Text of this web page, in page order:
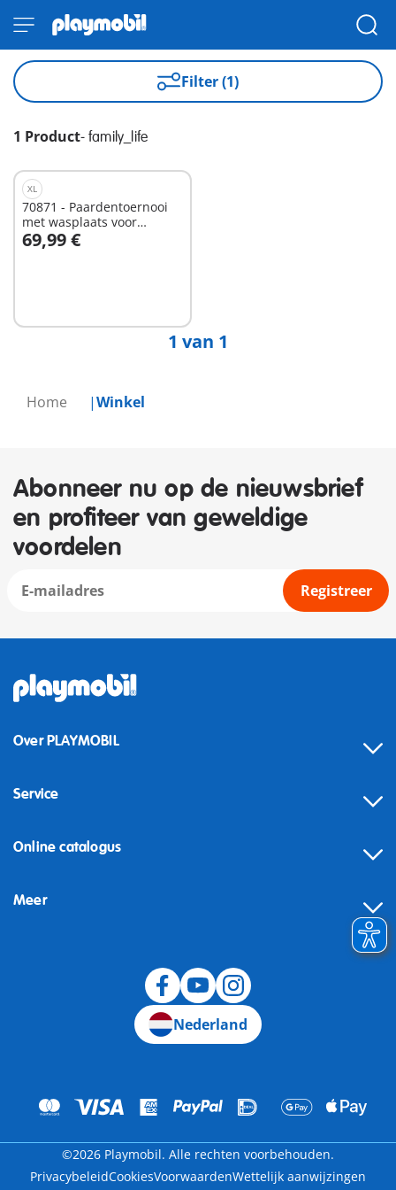
Home Winkel
Filter (1)
1 Product- family_life
XL
70871 - Paardentoernooi
met wasplaats voor
paarden
69,99 €
In winkelwagen
1 van 1
Abonneer nu op de nieuwsbrief
en profiteer van geweldige
voordelen
Registreer
Over PLAYMOBIL
Service
Online catalogus
Meer
Nederland
©2026 Playmobil. Alle rechten voorbehouden.
PrivacybeleidCookiesVoorwaardenWettelijk aanwijzingen